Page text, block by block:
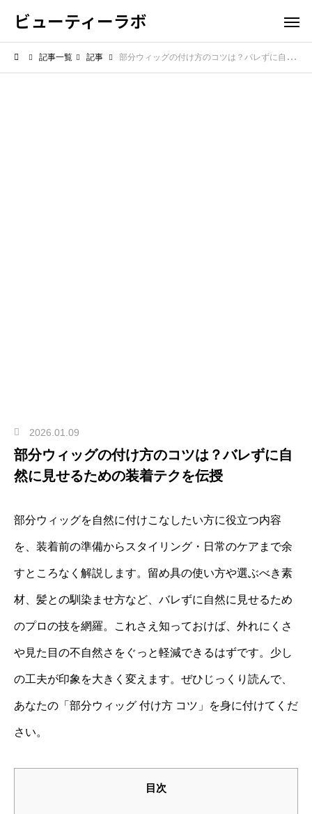
ビューティーラボ
記事一覧 記事 部分ウィッグの付け方のコツは？バレずに自然に見せるための装着テクを伝授
2026.01.09
部分ウィッグの付け方のコツは？バレずに自
然に見せるための装着テクを伝授
部分ウィッグを自然に付けこなしたい方に役立つ内容
を、装着前の準備からスタイリング・日常のケアまで余
すところなく解説します。留め具の使い方や選ぶべき素
材、髪との馴染ませ方など、バレずに自然に見せるため
のプロの技を網羅。これさえ知っておけば、外れにくさ
や見た目の不自然さをぐっと軽減できるはずです。少し
の工夫が印象を大きく変えます。ぜひじっくり読んで、
あなたの「部分ウィッグ 付け方 コツ」を身に付けてくだ
さい。
目次